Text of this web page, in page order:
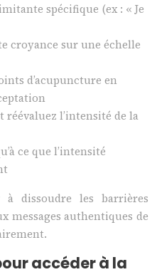
spécifique (ex : « Je
croyance sur une échelle
d’acupuncture en
l’intensité de la
ce que l’intensité
dissoudre les barrières
messages authentiques de
accéder à la